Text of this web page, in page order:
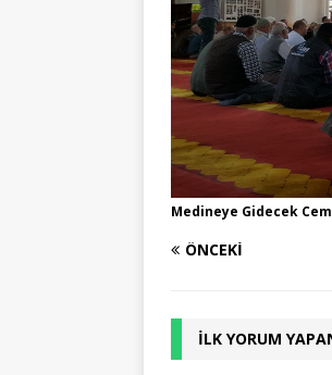
Medineye Gidecek
ÖNCEKI
İLK YORUM